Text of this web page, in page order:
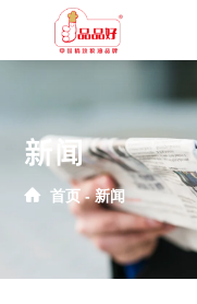
新闻
首页 新闻